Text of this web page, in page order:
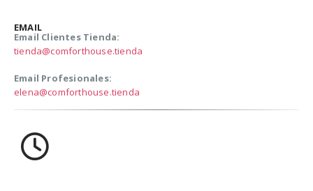
EMAIL
Email Clientes Tienda:
tienda@comforthouse.tienda
Email Profesionales:
elena@comforthouse.tienda